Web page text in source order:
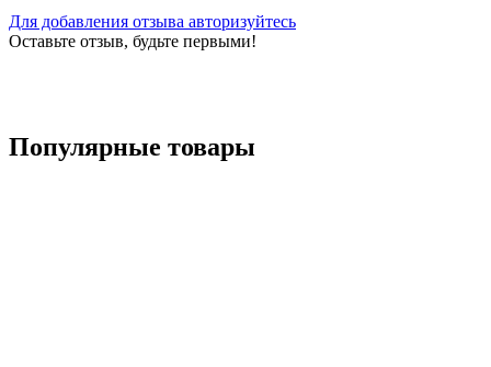
Для добавления отзыва авторизуйтесь
Оставьте отзыв, будьте первыми!
Популярные товары